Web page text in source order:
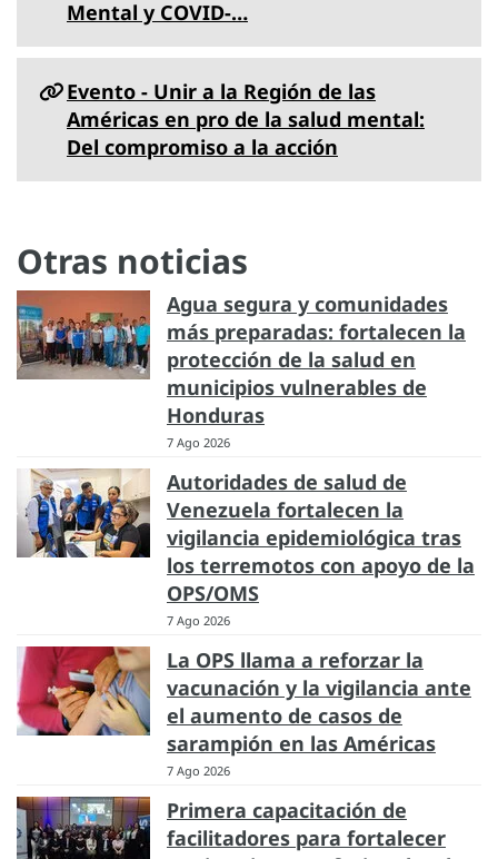
Mental y COVID-…
Evento - Unir a la Región de las
Américas en pro de la salud mental:
Del compromiso a la acción
Otras noticias
Agua segura y comunidades
más preparadas: fortalecen la
protección de la salud en
municipios vulnerables de
Honduras
7 Ago 2026
Autoridades de salud de
Venezuela fortalecen la
vigilancia epidemiológica tras
los terremotos con apoyo de la
OPS/OMS
7 Ago 2026
La OPS llama a reforzar la
vacunación y la vigilancia ante
el aumento de casos de
sarampión en las Américas
7 Ago 2026
Primera capacitación de
facilitadores para fortalecer